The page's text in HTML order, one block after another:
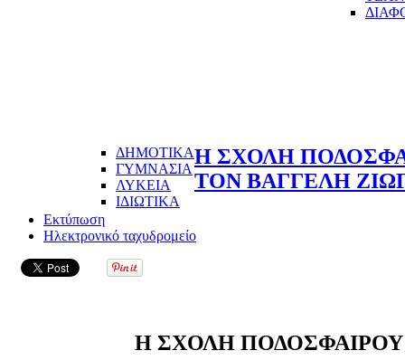
ΔΗΜΟΤΙΚΑ
ΓΥΜΝΑΣΙΑ
ΛΥΚΕΙΑ
ΙΔΙΩΤΙΚΑ
Η ΣΧΟΛΗ
ΤΟΝ ΒΑΓΓΕΛΗ
Εκτύπωση
Ηλεκτρονικό ταχυδρομείο
Η ΣΧΟΛΗ